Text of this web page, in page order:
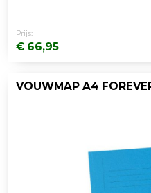
Prijs:
€ 66,95